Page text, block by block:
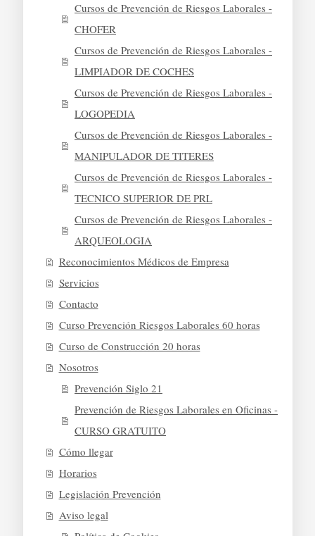
Cursos de Prevención de Riesgos Laborales -
CHOFER
Cursos de Prevención de Riesgos Laborales -
LIMPIADOR DE COCHES
Cursos de Prevención de Riesgos Laborales -
LOGOPEDIA
Cursos de Prevención de Riesgos Laborales -
MANIPULADOR DE TITERES
Cursos de Prevención de Riesgos Laborales -
TECNICO SUPERIOR DE PRL
Cursos de Prevención de Riesgos Laborales -
ARQUEOLOGIA
Reconocimientos Médicos de Empresa
Servicios
Contacto
Curso Prevención Riesgos Laborales 60 horas
Curso de Construcción 20 horas
Nosotros
Prevención Siglo 21
Prevención de Riesgos Laborales en Oficinas -
CURSO GRATUITO
Cómo llegar
Horarios
Legislación Prevención
Aviso legal